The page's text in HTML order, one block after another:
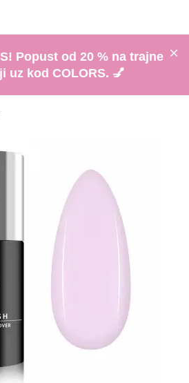
Popust od 20 % na trajne
uz kod COLORS. 💅